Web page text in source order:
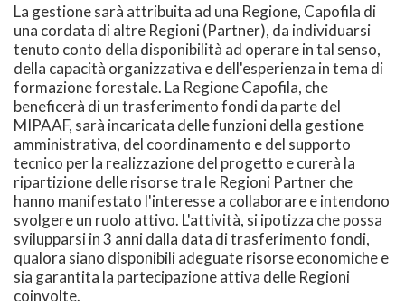
La gestione sarà attribuita ad una Regione, Capofila di
una cordata di altre Regioni (Partner), da individuarsi
tenuto conto della disponibilità ad operare in tal senso,
della capacità organizzativa e dell'esperienza in tema di
formazione forestale. La Regione Capofila, che
beneficerà di un trasferimento fondi da parte del
MIPAAF, sarà incaricata delle funzioni della gestione
amministrativa, del coordinamento e del supporto
tecnico per la realizzazione del progetto e curerà la
ripartizione delle risorse tra le Regioni Partner che
hanno manifestato l'interesse a collaborare e intendono
svolgere un ruolo attivo. L'attività, si ipotizza che possa
svilupparsi in 3 anni dalla data di trasferimento fondi,
qualora siano disponibili adeguate risorse economiche e
sia garantita la partecipazione attiva delle Regioni
coinvolte.